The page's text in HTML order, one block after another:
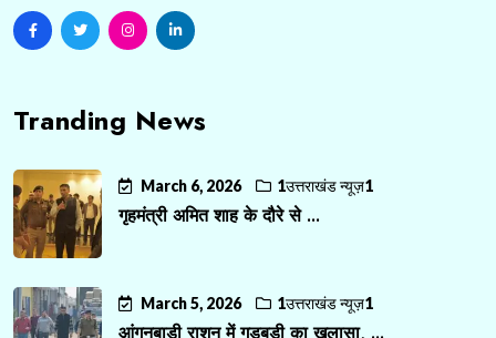
Tranding News
March 6, 2026 1उत्तराखंड न्यूज़1
गृहमंत्री अमित शाह के दौरे से ...
March 5, 2026 1उत्तराखंड न्यूज़1